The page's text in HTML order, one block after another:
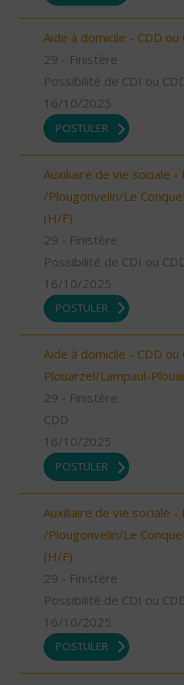
Aide à domicile - CDD
29 - Finistère
Possibilité de CDI ou
16/10/2025
POSTULER
Auxiliaire de vie sociale -
/Plougonvelin/Le
(H/F)
29 - Finistère
Possibilité de CDI ou
16/10/2025
POSTULER
Aide à domicile - CDD ou
Plouarzel/Lampaul-
29 - Finistère
CDD
16/10/2025
POSTULER
Auxiliaire de vie sociale -
/Plougonvelin/Le
(H/F)
29 - Finistère
Possibilité de CDI ou
16/10/2025
POSTULER